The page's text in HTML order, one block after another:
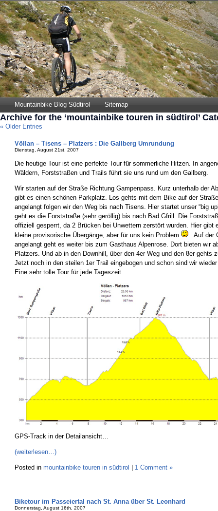
Mountainbike Blog Südtirol Sitemap
Archive for the ‘mountainbike touren in südtirol’
« Older Entries
Völlan – Tisens – Platzers : Die Gallberg Umrundung
Dienstag, August 21st, 2007
Die heutige Tour ist eine perfekte Tour für sommerliche Hitzen. In
Wäldern, Forststraßen und Trails führt sie uns rund um den Gallberg.
Wir starten auf der Straße Richtung Gampenpass. Kurz unterhalb der
gibt es einen schönen Parkplatz. Los gehts mit dem Bike auf der
angelangt folgen wir den Weg bis nach Tisens. Hier startet unser “big
geht es die Forststraße (sehr geröllig) bis nach Bad Gfrill. Die
offiziell gesperrt, da 2 Brücken bei Unwettern zerstört wurden. Hier gibt
kleine provisorische Übergänge, aber für uns kein Problem
. Auf der
angelangt geht es weiter bis zum Gasthaus Alpenrose. Dort bieten wir
Platzers. Und ab in den Downhill, über den 4er Weg und den 8er gehts
Jetzt noch in den steilen 1er Trail eingebogen und schon sind wir
Eine sehr tolle Tour für jede Tageszeit.
GPS-Track in der Detailansicht…
(weiterlesen…)
Posted in mountainbike touren in südtirol 1 Comment »
Biketour im Passeiertal nach St. Anna über St. Leonhard
Donnerstag, August 16th, 2007